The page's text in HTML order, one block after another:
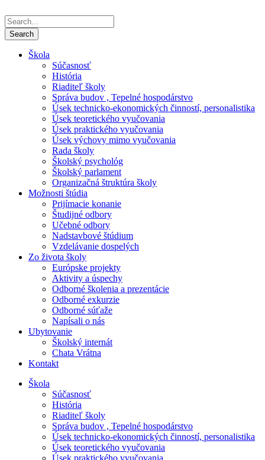
Škola
Súčasnosť
História
Riaditeľ školy
Správa budov , Tepelné hospodárstvo
Úsek technicko-ekonomických činností, personalistika
Úsek teoretického vyučovania
Úsek praktického vyučovania
Úsek výchovy mimo vyučovania
Rada školy
Školský psychológ
Školský parlament
Organizačná štruktúra školy
Možnosti štúdia
Prijímacie konanie
Študijné odbory
Učebné odbory
Nadstavbové štúdium
Vzdelávanie dospelých
Zo života školy
Európske projekty
Aktivity a úspechy
Odborné školenia a prezentácie
Odborné exkurzie
Odborné súťaže
Napísali o nás
Ubytovanie
Školský internát
Chata Vrátna
Kontakt
Škola
Súčasnosť
História
Riaditeľ školy
Správa budov , Tepelné hospodárstvo
Úsek technicko-ekonomických činností, personalistika
Úsek teoretického vyučovania
Úsek praktického vyučovania